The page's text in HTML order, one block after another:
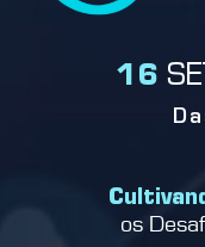
16
os